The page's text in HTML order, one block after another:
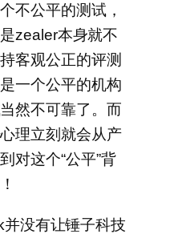
不公平的测试，
zealer本身就不
客观公正的评测
一个公平的机构
然不可靠了。而
理立刻就会从产
对这个“公平”背
没有让锤子科技